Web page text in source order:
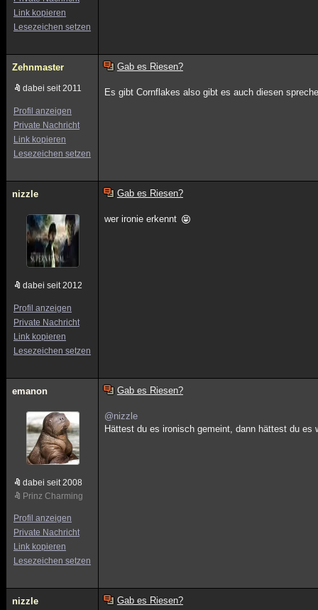
Link kopieren
Lesezeichen setzen
Zehnmaster
dabei seit 2011
Profil anzeigen
Private Nachricht
Link kopieren
Lesezeichen setzen
Gab es Riesen?
Es gibt Cornflakes also gibt es auch diesen
nizzle
dabei seit 2012
Profil anzeigen
Private Nachricht
Link kopieren
Lesezeichen setzen
Gab es Riesen?
wer ironie erkennt
emanon
dabei seit 2008
Prinz Charming
Profil anzeigen
Private Nachricht
Link kopieren
Lesezeichen setzen
Gab es Riesen?
@nizzle
Hättest du es ironisch gemeint, dann hättest du es
nizzle Gab es Riesen?